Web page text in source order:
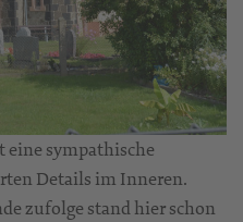
eine sympathische
Details im Inneren.
zufolge stand hier schon